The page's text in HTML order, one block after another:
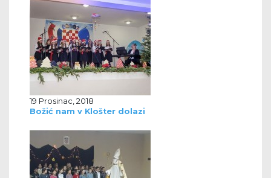
19 Prosinac, 2018
Božić nam v Klošter dolazi